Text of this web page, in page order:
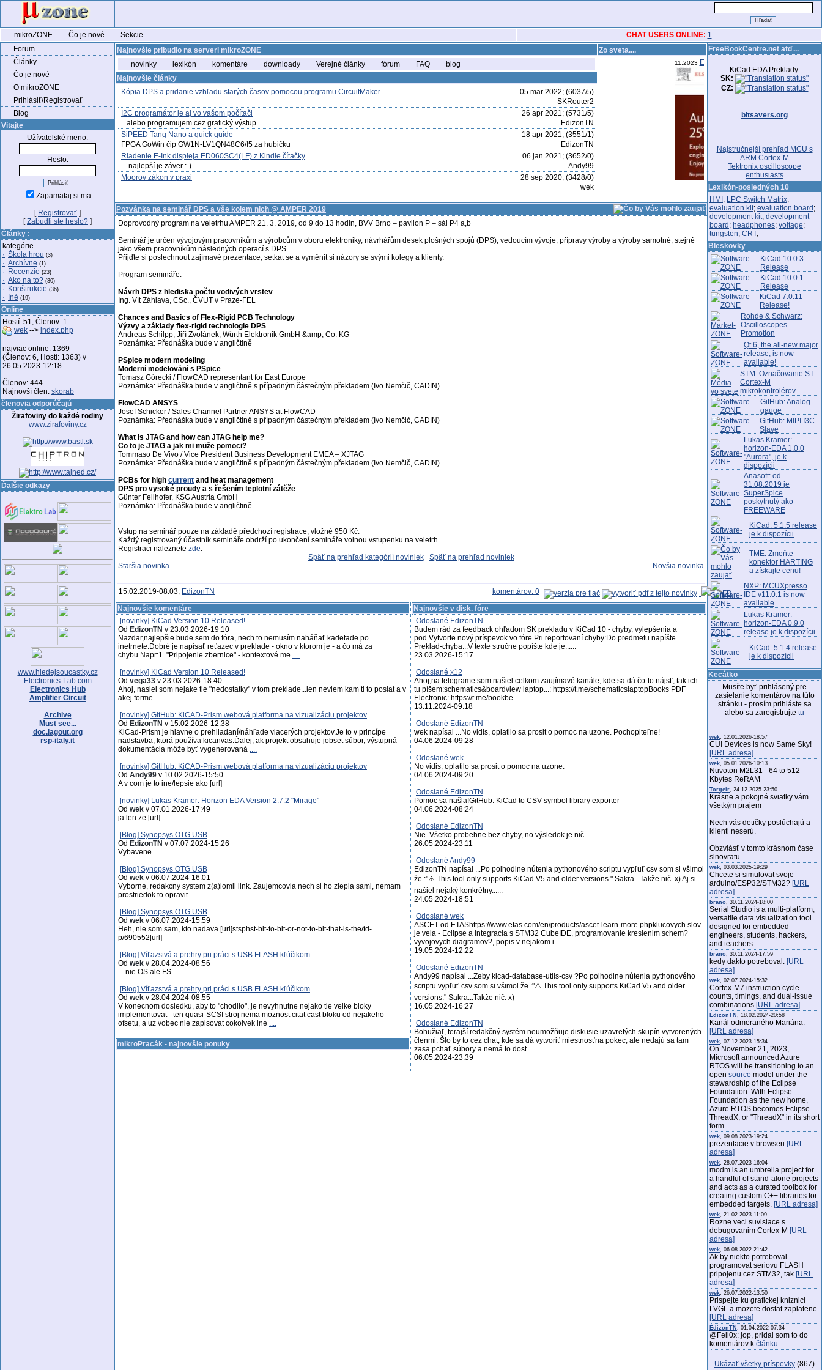
mikroZONE Čo je nové Sekcie CHAT USERS ONLINE: 1
Forum
Články
Čo je nové
O mikroZONE
Prihlásiť/Registrovať
Blog
Vitajte
Užívatelské meno:
Heslo:
Zapamätaj si ma
[ Registrovať ]
[Zabudli ste heslo? ]
Články :
kategórie
· Škola hrou (3)
· Archívne (1)
· Recenzie (23)
· Ako na to? (30)
· Konštrukcie (36)
· Iné (19)
Online
Hostí: 51, Členov: 1 ...
wek --> index.php
najviac online: 1369
(Členov: 6, Hostí: 1363) v
26.05.2023-12:18
Členov: 444
Najnovší člen: skorab
členovia odporúčajú
Žirafoviny do každé rodiny
www.zirafoviny.cz
Ďalšie odkazy
www.hledejsoucastky.cz
Electronics-Lab.com
Electronics Hub
Amplifier Circuit
Archive
Must see...
doc.lagout.org
rsp-italy.it
Najnovšie pribudlo na serveri mikroZONE
novinky
lexikón komentáre downloady Verejné články fórum FAQ
blog
Najnovšie články
Kópia DPS a pridanie vzhľadu starých časov pomocou programu CircuitMaker
05 mar 2022; (6037/5)
SKRouter2
I2C programátor je aj vo vašom počítači
26 apr 2021; (5731/5)
.. alebo programujem cez grafický výstup
EdizonTN
SiPEED Tang Nano a quick guide
18 apr 2021; (3551/1)
FPGA GoWin čip GW1N-LV1QN48C6/I5 za hubičku
EdizonTN
Riadenie E-Ink displeja ED060SC4(LF) z Kindle čítačky
06 jan 2021; (3652/0)
... najlepší je záver :-)
Andy99
Moorov zákon v praxi
28 sep 2020; (3428/0)
wek
Zo sveta....
11.2023 Elsevier má jesennú akciu - 25%
04.2021
03.2021
Universal
Version
Analog Dialogue - Vol.55 Jan. 2021
Pozvánka na seminář DPS a vše kolem nich @ AMPER 2019
Doprovodný program na veletrhu AMPER 21. 3. 2019, od 9 do 13 hodin, BVV Brno – pavilon P – sál P4 a,b
Seminář je určen vývojovým pracovníkům a výrobcům v oboru elektroniky, návrhářům desek plošných spojů (DPS), vedoucím vývoje, přípravy výroby a výroby samotné, stejně
jako všem pracovníkům následných operací s DPS.....
Přijďte si poslechnout zajímavé prezentace, setkat se a vyměnit si názory se svými kolegy a klienty.
Program semináře:
Návrh DPS z hlediska počtu vodivých vrstev
Ing. Vít Záhlava, CSc., ČVUT v Praze-FEL
Chances and Basics of Flex-Rigid PCB Technology
Výzvy a základy flex-rigid technologie DPS
Andreas Schilpp, Jiří Zvolánek, Würth Elektronik GmbH &amp; Co. KG
Poznámka: Přednáška bude v angličtině
PSpice modern modeling
Moderní modelování s PSpice
Tomasz Górecki / FlowCAD representant for East Europe
Poznámka: Přednáška bude v angličtině s případným částečným překladem (Ivo Nemčič, CADIN)
FlowCAD ANSYS
Josef Schicker / Sales Channel Partner ANSYS at FlowCAD
Poznámka: Přednáška bude v angličtině s případným částečným překladem (Ivo Nemčič, CADIN)
What is JTAG and how can JTAG help me?
Co to je JTAG a jak mi může pomoci?
Tommaso De Vivo / Vice President Business Development EMEA – XJTAG
Poznámka: Přednáška bude v angličtině s případným částečným překladem (Ivo Nemčič, CADIN)
PCBs for high current and heat management
DPS pro vysoké proudy a s řešením teplotní zátěže
Günter Fellhofer, KSG Austria GmbH
Poznámka: Přednáška bude v angličtině
Vstup na seminář pouze na základě předchozí registrace, vložné 950 Kč.
Každý registrovaný účastník semináře obdrží po ukončení semináře volnou vstupenku na veletrh.
Registraci naleznete zde.
Späť na prehľad kategórií noviniek
Späť na prehľad noviniek
Staršia novinka
Novšia novinka
15.02.2019-08:03, EdizonTN
komentárov: 0
Najnovšie komentáre
[novinky] KiCad Version 10 Released!
Od EdizonTN v 23.03.2026-19:10
Nazdar,najlepšie bude sem do fóra, nech to nemusím naháňať kadetade po
inetrnete.Dobré je napísať reťazec v preklade - okno v ktorom je - a čo má za
chybu.Napr:1. "Pripojenie zbernice" - kontextové me ....
[novinky] KiCad Version 10 Released!
Od vega33 v 23.03.2026-18:40
Ahoj, nasiel som nejake tie "nedostatky" v tom preklade...len neviem kam ti to poslat a v
akej forme
[novinky] GitHub: KiCAD-Prism webová platforma na vizualizáciu projektov
Od EdizonTN v 15.02.2026-12:38
KiCad-Prism je hlavne o prehliadaní/náhľade viacerých projektov.Je to v princípe
nadstavba, ktorá používa kicanvas.Ďalej, ak projekt obsahuje jobset súbor, výstupná
dokumentácia môže byť vygenerovaná ....
[novinky] GitHub: KiCAD-Prism webová platforma na vizualizáciu projektov
Od Andy99 v 10.02.2026-15:50
A v com je to ine/lepsie ako [url]
[novinky] Lukas Kramer: Horizon EDA Version 2.7.2 "Mirage"
Od wek v 07.01.2026-17:49
ja len ze [url]
[Blog] Synopsys OTG USB
Od EdizonTN v 07.07.2024-15:26
Vybavene
[Blog] Synopsys OTG USB
Od wek v 06.07.2024-16:01
Vyborne, redakcny system z(a)lomil link. Zaujemcovia nech si ho zlepia sami, nemam
prostriedok to opravit.
[Blog] Synopsys OTG USB
Od wek v 06.07.2024-15:59
Heh, nie som sam, kto nadava.[url]stsphst-bit-to-bit-or-not-to-bit-that-is-the/td-
p/690552[url]
[Blog] Víťazstvá a prehry pri práci s USB FLASH kľúčikom
Od wek v 28.04.2024-08:56
... nie OS ale FS...
[Blog] Víťazstvá a prehry pri práci s USB FLASH kľúčikom
Od wek v 28.04.2024-08:55
V konecnom dosledku, aby to "chodilo", je nevyhnutne nejako tie velke bloky
implementovat - ten quasi-SCSI stroj nema moznost citat cast bloku od nejakeho
ofsetu, a uz vobec nie zapisovat cokolvek ine ....
mikroPracák - najnovšie ponuky
Najnovšie v disk. fóre
Odoslané EdizonTN
Budem rád za feedback ohľadom SK prekladu v KiCad 10 - chyby, vylepšenia a
pod.Vytvorte nový príspevok vo fóre.Pri reportovaní chyby:Do predmetu napíšte
Preklad-chyba...V texte stručne popíšte kde je......
23.03.2026-15:17
Odoslané x12
Ahoj,na telegrame som našiel celkom zaujímavé kanále, kde sa dá čo-to nájsť, tak ich
tu píšem:schematics&boardview laptop...: https://t.me/schematicslaptopBooks PDF
Electronic: https://t.me/bookbe......
13.11.2024-09:18
Odoslané EdizonTN
wek napísal ...No vidis, oplatilo sa prosit o pomoc na uzone. Pochopiteľne!
04.06.2024-09:28
Odoslané wek
No vidis, oplatilo sa prosit o pomoc na uzone.
04.06.2024-09:20
Odoslané EdizonTN
Pomoc sa našla!GitHub: KiCad to CSV symbol library exporter
04.06.2024-08:24
Odoslané EdizonTN
Nie. Všetko prebehne bez chyby, no výsledok je nič.
26.05.2024-23:11
Odoslané Andy99
EdizonTN napísal ...Po polhodine nútenia pythonového scriptu vypľuť csv som si všimol
že :"⚠️ This tool only supports KiCad V5 and older versions." Sakra...Takže nič. x) Aj si
našiel nejaký konkrétny......
24.05.2024-18:51
Odoslané wek
ASCET od ETAShttps://www.etas.com/en/products/ascet-learn-more.phpklucovych slov
je vela - Eclipse a integracia s STM32 CubeIDE, programovanie kreslenim schem?
vyvojovych diagramov?, popis v nejakom i......
19.05.2024-12:22
Odoslané EdizonTN
Andy99 napísal ...Zeby kicad-database-utils-csv ?Po polhodine nútenia pythonového
scriptu vypľuť csv som si všimol že :"⚠️ This tool only supports KiCad V5 and older
versions." Sakra...Takže nič. x)
16.05.2024-16:27
Odoslané EdizonTN
Bohužiaľ, terajší redakčný systém neumožňuje diskusie uzavretých skupín vytvorených
členmi. Šlo by to cez chat, kde sa dá vytvoriť miestnosťna pokec, ale nedajú sa tam
zasa pchať súbory a nemá to dost......
06.05.2024-23:39
FreeBookCentre.net atď...
KiCad EDA Preklady:
SK:
CZ:
bitsavers.org
Najstručnejší prehľad MCU s
ARM Cortex-M
Tektronix oscilloscope
enthusiasts
Lexikón-posledných 10
HMI ; LPC Switch Matrix;
evaluation kit; evaluation board ;
development kit; development
board ; headphones; voltage;
tungsten; CRT;
Bleskovky
KiCad 10.0.3
Release
KiCad 10.0.1
Release
KiCad 7.0.11
Release!
Rohde & Schwarz:
Oscilloscopes
Promotion
Qt 6, the all-new major
release, is now
available!
STM: Označovanie ST
Cortex-M
mikrokontrolérov
GitHub: Analog-
gauge
GitHub: MIPI I3C
Slave
Lukas Kramer:
horizon-EDA 1.0.0
"Aurora", je k
dispozícii
Anasoft: od
31.08.2019 je
SuperSpice
poskytnutý ako
FREEWARE
KiCad: 5.1.5 release
je k dispozícii
TME: Zmeňte
konektor HARTING
a získajte cenu!
NXP: MCUXpresso
IDE v11.0.1 is now
available
Lukas Kramer:
horizon-EDA 0.9.0
release je k dispozícii
KiCad: 5.1.4 release
je k dispozícii
Kecátko
Musíte byť prihlásený pre
zasielanie komentárov na túto
stránku - prosím prihláste sa
alebo sa zaregistrujte tu
wek, 12.01.2026-18:57
CUI Devices is now Same Sky!
[URL adresa]
wek, 05.01.2026-10:13
Nuvoton M2L31 - 64 to 512
Kbytes ReRAM
Torgeir, 24.12.2025-23:50
Krásne a pokojné sviatky vám
všetkým prajem
Nech vás detičky poslúchajú a
klienti neserú.
Obzvlásť v tomto krásnom čase
slnovratu.
wek, 03.03.2025-19:29
Chcete si simulovat svoje
arduino/ESP32/STM32? [URL
adresa]
brano, 30.11.2024-18:00
Serial Studio is a multi-platform,
versatile data visualization tool
designed for embedded
engineers, students, hackers,
and teachers.
brano, 30.11.2024-17:59
kedy dakto potreboval: [URL
adresa]
wek, 02.07.2024-15:32
Cortex-M7 instruction cycle
counts, timings, and dual-issue
combinations [URL adresa]
EdizonTN , 18.02.2024-20:58
Kanál odmeraného Mariána:
[URL adresa]
wek, 07.12.2023-15:34
On November 21, 2023,
Microsoft announced Azure
RTOS will be transitioning to an
open source model under the
stewardship of the Eclipse
Foundation. With Eclipse
Foundation as the new home,
Azure RTOS becomes Eclipse
ThreadX, or "ThreadX" in its short
form.
wek, 09.08.2023-19:24
prezentacie v browseri [URL
adresa]
wek, 28.07.2023-16:04
modm is an umbrella project for
a handful of stand-alone projects
and acts as a curated toolbox for
creating custom C++ libraries for
embedded targets. [URL adresa]
wek, 21.02.2023-11:09
Rozne veci suvisiace s
debugovanim Cortex-M [URL
adresa]
wek, 06.08.2022-21:42
Ak by niekto potreboval
programovat seriovu FLASH
pripojenu cez STM32, tak [URL
adresa]
wek, 26.07.2022-13:50
Prispejte ku grafickej kniznici
LVGL a mozete dostat zaplatene
[URL adresa]
EdizonTN , 01.04.2022-07:34
@Feli0x: jop, pridal som to do
komentárov k článku
Ukázať všetky príspevky (867)